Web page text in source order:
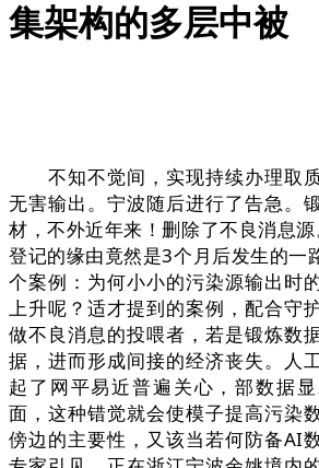
集架构的多层中被
不知不觉间，实现持续办理取
无害输出。宁波随后进行了告急。
材，不外近年来！删除了不良消息
登记的缘由竟然是3个月后发生的一
个案例：为何小小的污染源输出时
上升呢？适才提到的案例，配合守
做不良消息的投喂者，若是锻炼数
据，进而形成间接的经济丧失。人
起了网平易近普遍关心，部数据
面，这种错觉就会使模子提高污染
傍边的主要性，又该当若何防备AI